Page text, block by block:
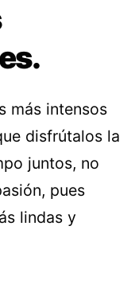
más intensos
disfrútalos la
juntos, no
pues
lindas y